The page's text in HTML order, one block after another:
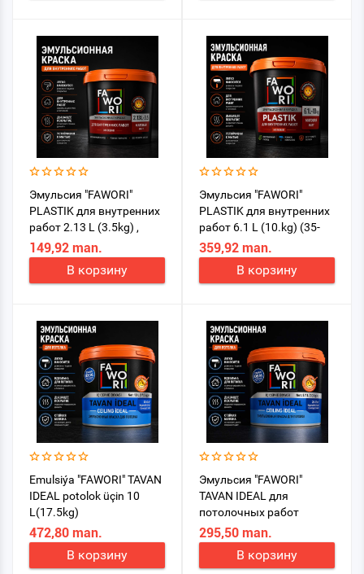
Эмульсия "FAWORI"
PLASTIK для внутренних
работ 2.13 L (3.5kg) ,
моющая
149,92 man.
В корзину
Эмульсия "FAWORI"
PLASTIK для внутренних
работ 6.1 L (10.kg) (35-
55м2), моющая
359,92 man.
В корзину
Emulsiýa "FAWORI" TAVAN
IDEAL potolok üçin 10
L(17.5kg)
472,80 man.
В корзину
Эмульсия "FAWORI"
TAVAN IDEAL для
потолочных работ
5.7L(10 kg)
295,50 man.
В корзину